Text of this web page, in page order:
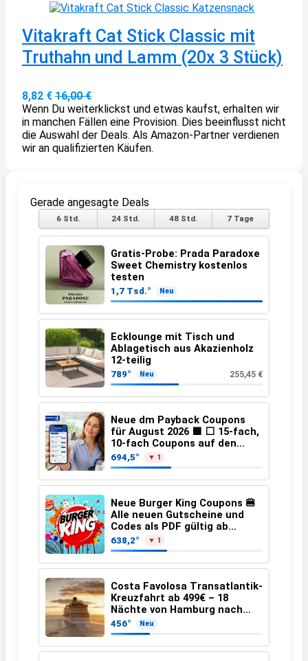
Vitakraft Cat Stick Classic mit
Truthahn und Lamm (20x 3 Stück)
8,82 € 16,00 €
Wenn Du weiterklickst und etwas kaufst, erhalten wir
in manchen Fällen eine Provision. Dies beeinflusst nicht
die Auswahl der Deals. Als Amazon-Partner verdienen
wir an qualifizierten Käufen.
Gerade angesagte Deals
6 Std. 24 Std. 48 Std. 7 Tage
Gratis-Probe: Prada Paradoxe
Sweet Chemistry kostenlos
testen
1,7 Tsd.° Neu
Ecklounge mit Tisch und
Ablagetisch aus Akazienholz
12-teilig
789° Neu 255,45 €
Neue dm Payback Coupons
für August 2026 🟦 ⬜ 15-fach,
10-fach Coupons auf den
gesamten Einkauf ab 2 €
694,5° ▼ 1
Neue Burger King Coupons 🍔
Alle neuen Gutscheine und
Codes als PDF gültig ab
25.07.2026 bis 04.09.2026
638,2° ▼ 1
Costa Favolosa Transatlantik-
Kreuzfahrt ab 499€ – 18
Nächte von Hamburg nach
Guadeloupe
456° Neu